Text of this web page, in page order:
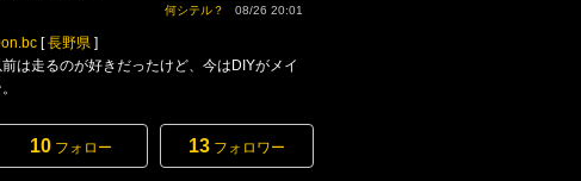
何シテル？ 08/26 20:01
[長野県 ]
前は走るのが好きだったけど、今はDIYがメイ
10 フォロー 13 フォロワー